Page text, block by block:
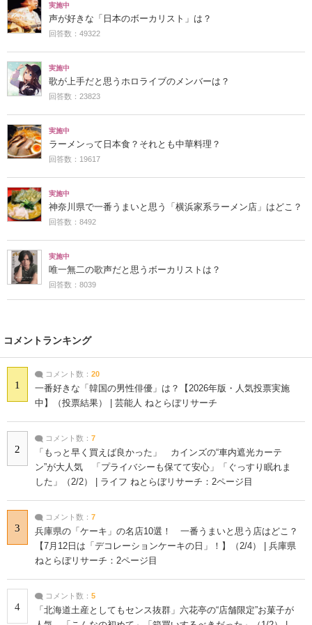
実施中
声が好きな「日本のボーカリスト」は？
回答数：49322
実施中
歌が上手だと思うホロライブのメンバーは？
回答数：23823
実施中
ラーメンって日本食？それとも中華料理？
回答数：19617
実施中
神奈川県で一番うまいと思う「横浜家系ラーメン店」はどこ？
回答数：8492
実施中
唯一無二の歌声だと思うボーカリストは？
回答数：8039
コメントランキング
1
コメント数： 20
一番好きな「韓国の男性俳優」は？【2026年版・人気投票実施
中】（投票結果） | 芸能人 ねとらぼリサーチ
2
コメント数： 7
「もっと早く買えば良かった」 カインズの“車内遮光カーテ
ン”が大人気 「プライバシーも保てて安心」「ぐっすり眠れま
した」（2/2） | ライフ ねとらぼリサーチ：2ページ目
3
コメント数： 7
兵庫県の「ケーキ」の名店10選！ 一番うまいと思う店はどこ？
【7月12日は「デコレーションケーキの日」！】（2/4） | 兵庫県
ねとらぼリサーチ：2ページ目
4
コメント数： 5
「北海道土産としてもセンス抜群」六花亭の“店舗限定”お菓子が